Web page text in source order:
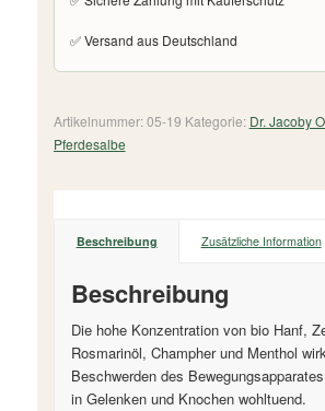
✅ Versand aus Deutschland
Artikelnummer:05-19 Kategorie: Dr. Jacoby
Pferdesalbe
Beschreibung Zusätzliche Information
Beschreibung
Die hohe Konzentration von bio Hanf,
Rosmarinöl, Champher und Menthol
Beschwerden des
in Gelenken und Knochen wohltuend.